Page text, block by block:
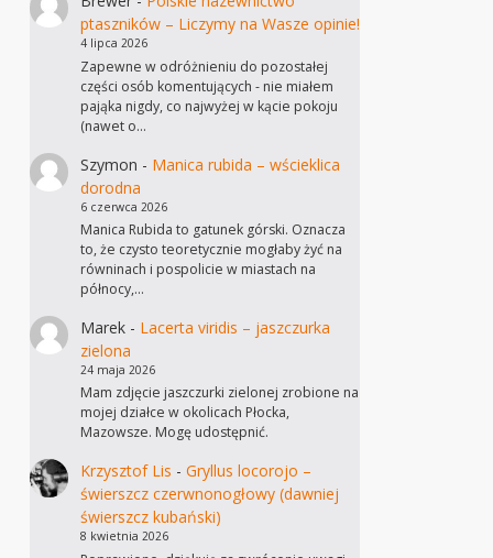
ptaszników – Liczymy na Wasze opinie!
4 lipca 2026
Zapewne w odróżnieniu do pozostałej
części osób komentujących - nie miałem
pająka nigdy, co najwyżej w kącie pokoju
(nawet o…
Szymon - Manica rubida – wścieklica
dorodna
6 czerwca 2026
Manica Rubida to gatunek górski. Oznacza
to, że czysto teoretycznie mogłaby żyć na
równinach i pospolicie w miastach na
północy,…
Marek- Lacerta viridis – jaszczurka
zielona
24 maja 2026
Mam zdjęcie jaszczurki zielonej zrobione na
mojej działce w okolicach Płocka,
Mazowsze. Mogę udostępnić.
Krzysztof Lis - Gryllus locorojo –
świerszcz czerwnonogłowy (dawniej
świerszcz kubański)
8 kwietnia 2026